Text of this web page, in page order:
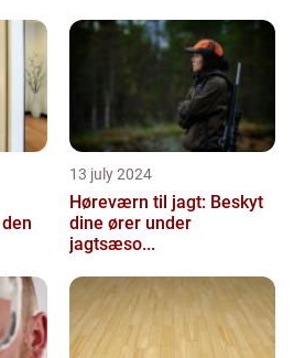
13 july 2024
Høreværn til jagt: Beskyt
dine ører under
jagtsæso...